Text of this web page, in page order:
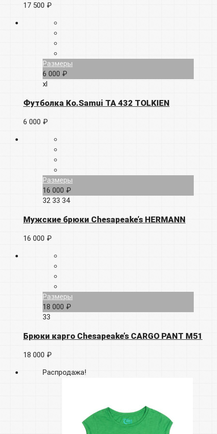
17 500 ₽
Размеры
6 000 ₽
xl
Футболка Ko.Samui TA 432 TOLKIEN
6 000 ₽
Размеры
16 000 ₽
32 33 34
Мужские брюки Chesapeake’s HERMANN
16 000 ₽
Размеры
18 000 ₽
33
Брюки карго Chesapeake’s CARGO PANT M51
18 000 ₽
Распродажа!